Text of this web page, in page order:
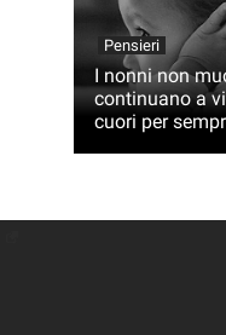
Pensieri
I nonni non
continuano a
cuori per